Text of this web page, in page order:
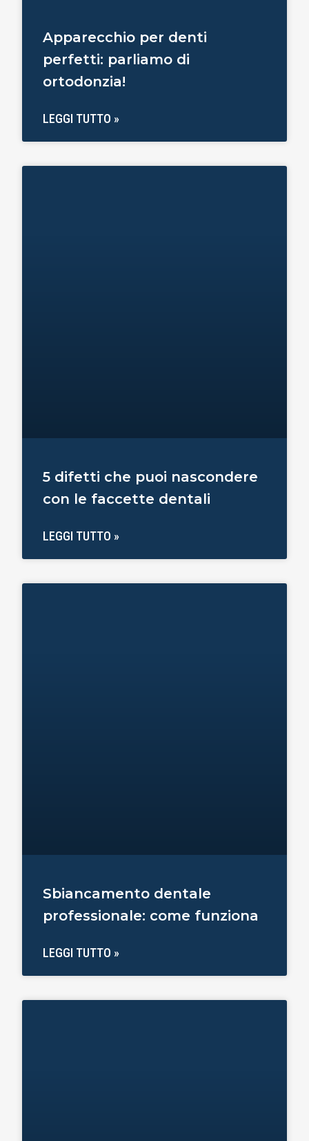
Apparecchio per denti
perfetti: parliamo di
ortodonzia!
LEGGI TUTTO »
5 difetti che puoi nascondere
con le faccette dentali
LEGGI TUTTO »
Sbiancamento dentale
professionale: come funziona
LEGGI TUTTO »